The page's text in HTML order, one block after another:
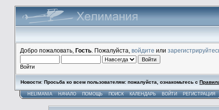
Добро пожаловать, Гость . Пожалуйста, войдите или
Войти
Новости: Просьба ко всем пользователям: пожалуйста, ознакомьтесь с
HELIMANIA НАЧАЛО ПОМОЩЬ ПОИСК КАЛЕНДАРЬ ВОЙТИ РЕГИСТРАЦИЯ